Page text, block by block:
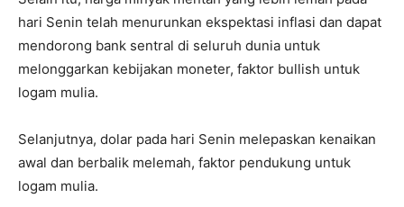
hari Senin telah menurunkan ekspektasi inflasi dan dapat
mendorong bank sentral di seluruh dunia untuk
melonggarkan kebijakan moneter, faktor bullish untuk
logam mulia.
Selanjutnya, dolar pada hari Senin melepaskan kenaikan
awal dan berbalik melemah, faktor pendukung untuk
logam mulia.